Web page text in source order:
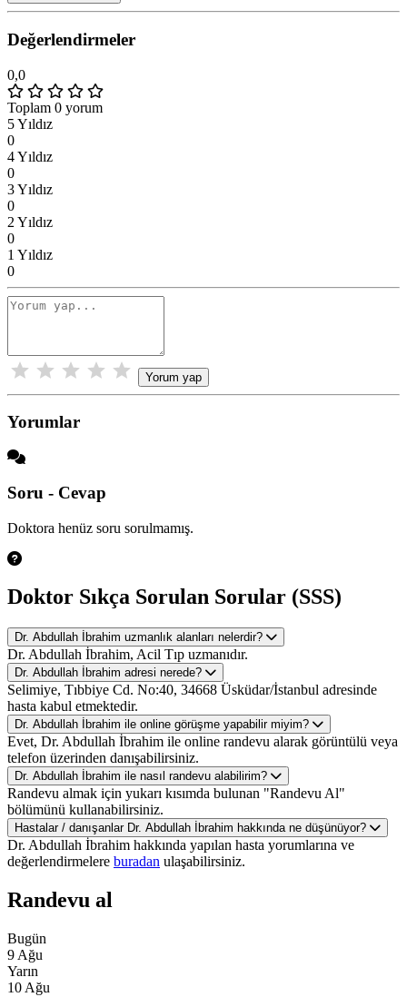
Değerlendirmeler
0,0
Toplam 0 yorum
5 Yıldız
0
4 Yıldız
0
3 Yıldız
0
2 Yıldız
0
1 Yıldız
0
Yorum yap
Yorumlar
Soru - Cevap
Doktora henüz soru sorulmamış.
Doktor Sıkça Sorulan Sorular (SSS)
Dr. Abdullah İbrahim uzmanlık alanları nelerdir?
Dr. Abdullah İbrahim, Acil Tıp uzmanıdır.
Dr. Abdullah İbrahim adresi nerede?
Selimiye, Tıbbiye Cd. No:40, 34668 Üsküdar/İstanbul adresinde
hasta kabul etmektedir.
Dr. Abdullah İbrahim ile online görüşme yapabilir miyim?
Evet, Dr. Abdullah İbrahim ile online randevu alarak görüntülü veya
telefon üzerinden danışabilirsiniz.
Dr. Abdullah İbrahim ile nasıl randevu alabilirim?
Randevu almak için yukarı kısımda bulunan "Randevu Al"
bölümünü kullanabilirsiniz.
Hastalar / danışanlar Dr. Abdullah İbrahim hakkında ne düşünüyor?
Dr. Abdullah İbrahim hakkında yapılan hasta yorumlarına ve
değerlendirmelere buradan ulaşabilirsiniz.
Randevu al
Bugün
9 Ağu
Yarın
10 Ağu